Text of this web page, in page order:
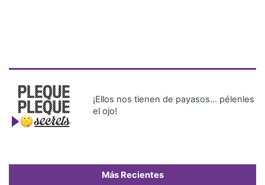
¡Ellos nos tienen de payasos… pélenles
el ojo!
Más Recientes